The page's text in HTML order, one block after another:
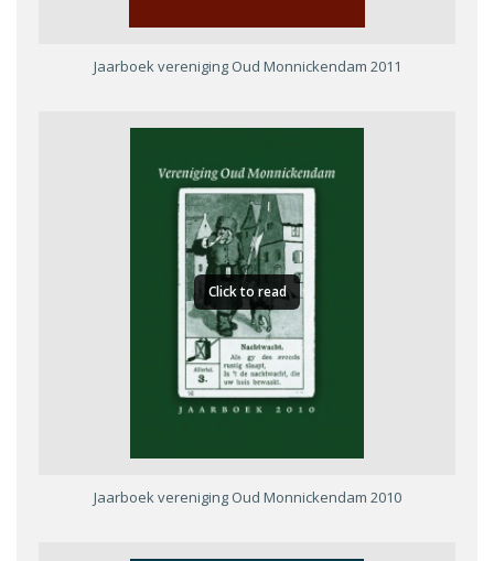
Jaarboek vereniging Oud Monnickendam 2011
Click to read
Jaarboek vereniging Oud Monnickendam 2010